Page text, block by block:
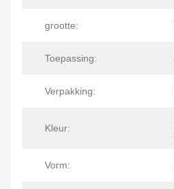
grootte:
Toepassing:
Verpakking:
Kleur:
Vorm: